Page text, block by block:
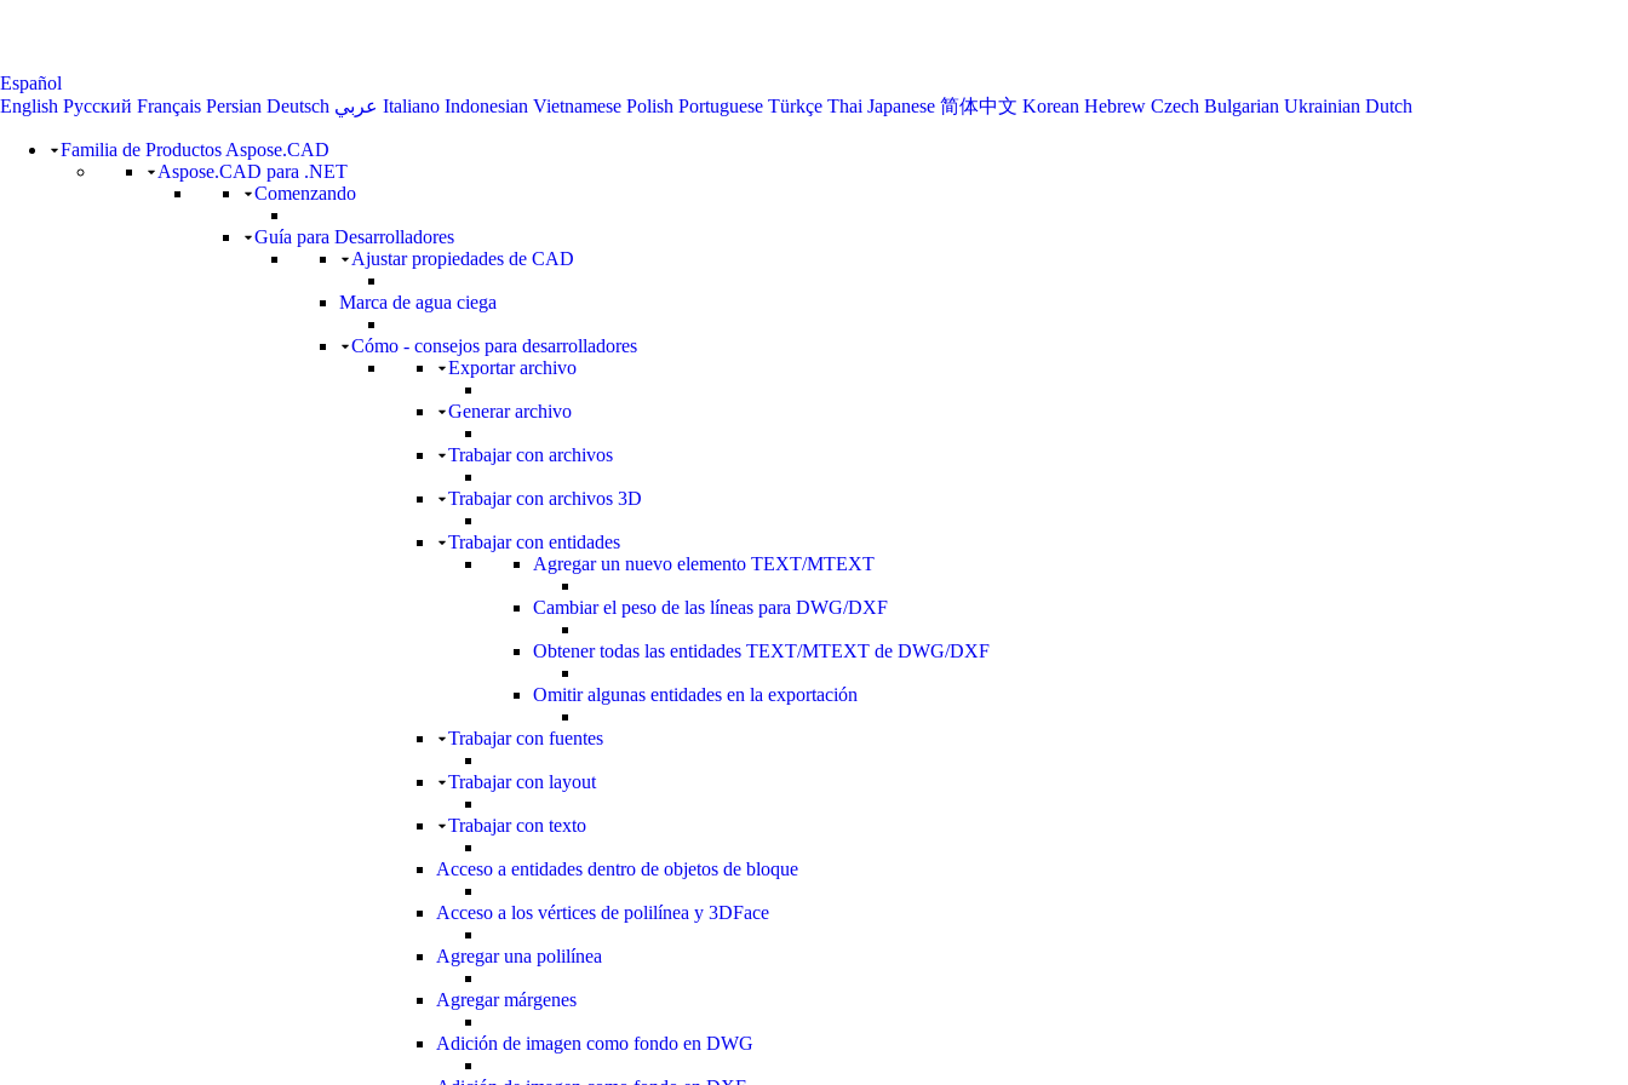
Español
English Русский Français Persian Deutsch عربي Italiano Indonesian Vietnamese Polish Portuguese Türkçe Thai Japanese 简体中文 Korean Hebrew Czech Bulgarian Ukrainian Dutch
Familia de Productos Aspose.CAD
Aspose.CAD para .NET
Comenzando
Guía para Desarrolladores
Ajustar propiedades de CAD
Marca de agua ciega
Cómo - consejos para desarrolladores
Exportar archivo
Generar archivo
Trabajar con archivos
Trabajar con archivos 3D
Trabajar con entidades
Agregar un nuevo elemento TEXT/MTEXT
Cambiar el peso de las líneas para DWG/DXF
Obtener todas las entidades TEXT/MTEXT de DWG/DXF
Omitir algunas entidades en la exportación
Trabajar con fuentes
Trabajar con layout
Trabajar con texto
Acceso a entidades dentro de objetos de bloque
Acceso a los vértices de polilínea y 3DFace
Agregar una polilínea
Agregar márgenes
Adición de imagen como fondo en DWG